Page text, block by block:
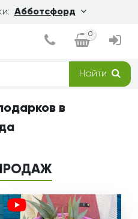
Абботсфорд
0
Найти
в